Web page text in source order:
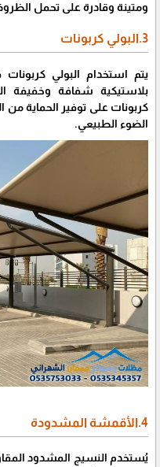
ومتينة وقادرة على تحمل
3.البولي كربونات
يتم استخدام البولي
بلاستيكية شفافة وخفيفة
كربونات على توفير الحماية
الضوء الطبيعي.
4.الأقمشة المشدودة
يُستخدم النسيج المشدود